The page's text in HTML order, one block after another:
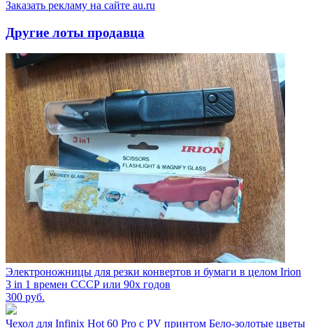
Заказать рекламу на сайте au.ru
Другие лоты продавца
Электроножницы для резки конвертов и бумаги в целом Irion
3 in 1 времен СССР или 90х годов
300 руб.
Чехол для Infinix Hot 60 Pro с PV принтом Бело-золотые цветы